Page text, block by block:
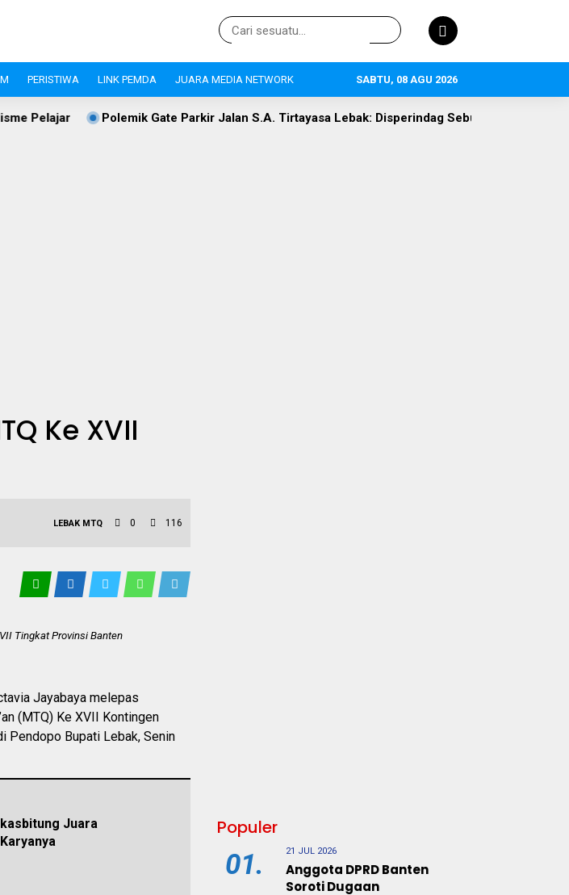
PERISTIWA LINK PEMDA JUARA MEDIA NETWORK SABTU, 08 AGU 2026
Gate Parkir Jalan S.A. Tirtayasa Lebak: Disperindag Sebut Kini Aset Pasar, Keluhan Warga
Ke XVII
LEBAK MTQ 0 116
Tingkat Provinsi Banten
Jayabaya melepas
(MTQ) Ke XVII Kontingen
Pendopo Bupati Lebak, Senin
Juara
Populer
01. 21 JUL 2026
Anggota DPRD Banten
Soroti Dugaan